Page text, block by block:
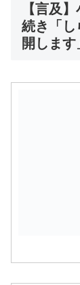
【言及
続き「し
開しま